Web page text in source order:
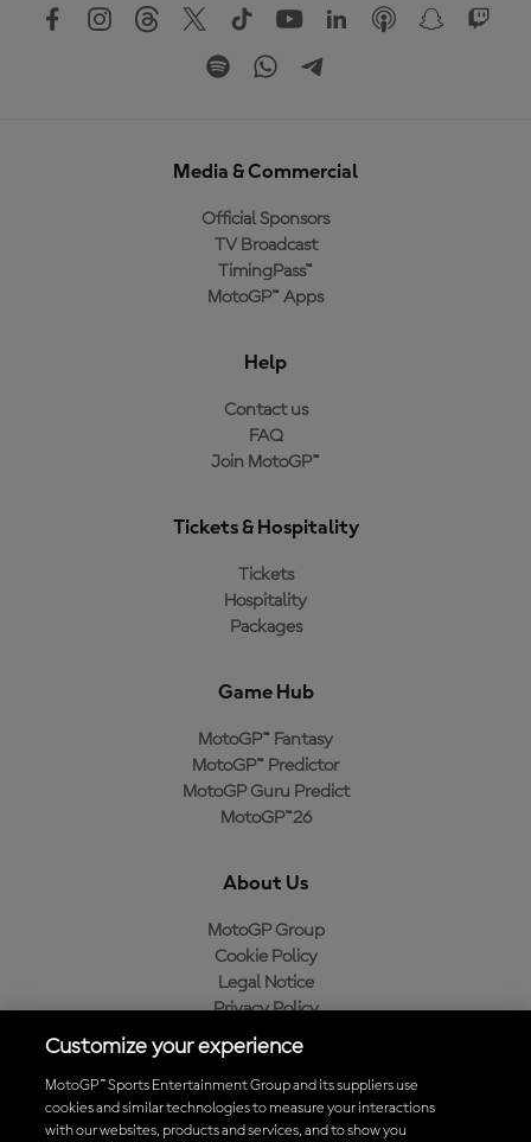
Media & Commercial
Official Sponsors
TV Broadcast
TimingPass™
MotoGP™ Apps
Help
Contact us
FAQ
Join MotoGP™
Tickets & Hospitality
Tickets
Hospitality
Packages
Game Hub
MotoGP™ Fantasy
MotoGP™ Predictor
MotoGP Guru Predict
MotoGP™26
About Us
MotoGP Group
Cookie Policy
Legal Notice
Privacy Policy
Purchase Policy
Baixe o aplicativo oficial da MotoGP™
Customize your experience
MotoGP™ Sports Entertainment Group and its suppliers use
cookies and similar technologies to measure your interactions
with our websites, products and services, and to show you